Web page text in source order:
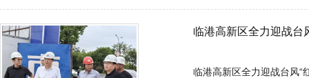
临港高新区全力迎战台
临港高新区全力迎战台风“